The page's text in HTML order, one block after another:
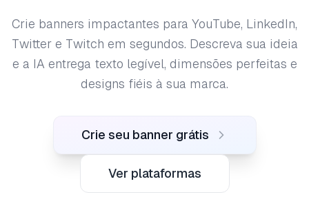
Crie banners impactantes para YouTube, LinkedIn,
Twitter e Twitch em segundos. Descreva sua ideia
e a IA entrega texto legível, dimensões perfeitas e
designs fiéis à sua marca.
Crie seu banner grátis
Ver plataformas